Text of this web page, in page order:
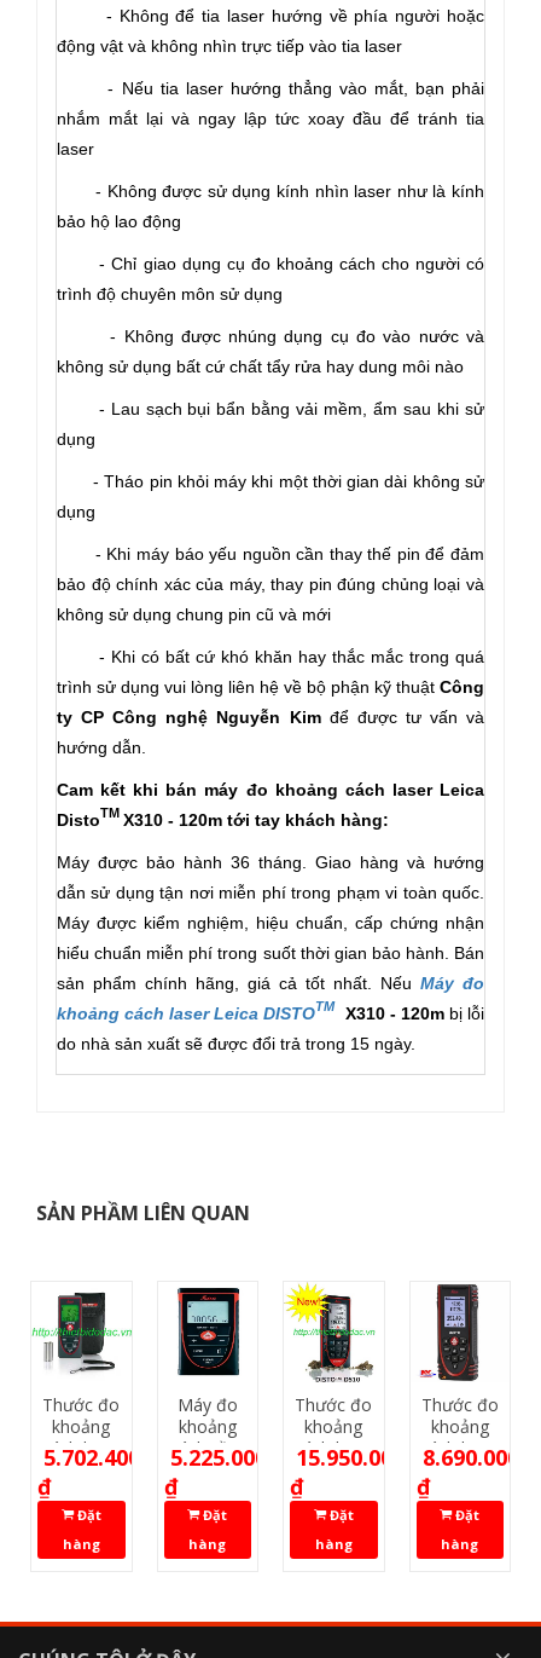
- Không để tia laser hướng về phía người hoặc
động vật và không nhìn trực tiếp vào tia laser
- Nếu tia laser hướng thẳng vào mắt, bạn phải
nhắm mắt lại và ngay lập tức xoay đầu để tránh tia
laser
- Không được sử dụng kính nhìn laser như là kính
bảo hộ lao động
-Chỉ giao dụng cụ đo khoảng cách cho người có
trình độ chuyên môn sử dụng
- Không được nhúng dụng cụ đo vào nước và
không sử dụng bất cứ chất tẩy rửa hay dung môi nào
- Lau sạch bụi bẩn bằng vải mềm, ẩm sau khi sử
dụng
-Tháo pin khỏi máy khi một thời gian dài không sử
dụng
- Khi máy báo yếu nguồn cần thay thế pin để đảm
bảo độ chính xác của máy, thay pin đúng chủng loại và
không sử dụng chung pin cũ và mới
- Khi có bất cứ khó khăn hay thắc mắc trong quá
trình sử dụng vui lòng liên hệ về bộ phận kỹ thuật Công
ty CP Công nghệ Nguyễn Kimđể được tư vấn và
hướng dẫn.
Cam kết khi bán máy đo khoảng cách laser Leica
DistoTM X310 - 120m tới tay khách hàng:
Máy được bảo hành 36 tháng. Giao hàng và hướng
dẫn sử dụng tận nơi miễn phí trong phạm vi toàn quốc.
Máy được kiểm nghiệm, hiệu chuẩn, cấp chứng nhận
hiểu chuẩn miễn phí trong suốt thời gian bảo hành. Bán
sản phẩm chính hãng, giá cả tốt nhất. Nếu Máy đo
khoảng cách laser Leica DISTOTM X310 - 120mbị lỗi
do nhà sản xuất sẽ được đổi trả trong 15 ngày.
SẢN PHẦM LIÊN QUAN
Thước đo
khoảng
cách laser
Leica
DISTO D2
New
-100m
5.702.400
₫
Đặt
hàng
Máy đo
khoảng
cách cầm
tay leser
Disto
D210
5.225.000
₫
Đặt
hàng
Thước đo
khoảng
cách laser
Leica
D510
15.950.000
₫
Đặt
hàng
Thước đo
khoảng
cách laser
LEICA
DISTO X3
8.690.000
₫
Đặt
hàng